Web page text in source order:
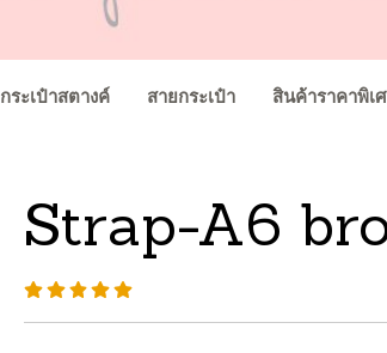
กระเป๋าสตางค์ สายกระเป๋า สินค้าราคาพิเ
Strap-A6